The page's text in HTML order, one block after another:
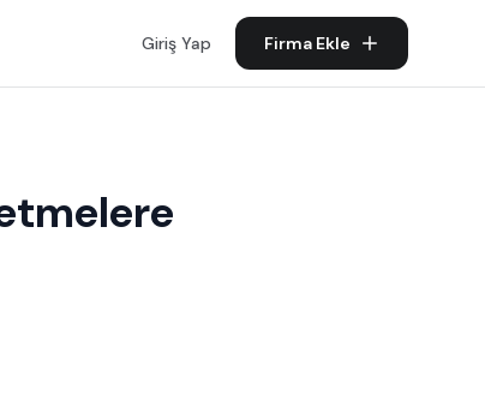
Giriş Yap Firma Ekle